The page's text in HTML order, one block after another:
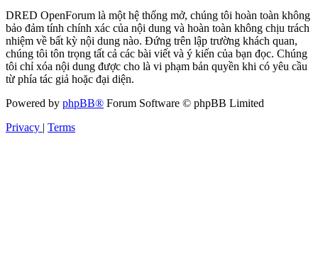
DRED OpenForum là một hệ thống mở, chúng tôi hoàn toàn không
bảo đảm tính chính xác của nội dung và hoàn toàn không chịu trách
nhiệm về bất kỳ nội dung nào. Đứng trên lập trường khách quan,
chúng tôi tôn trọng tất cả các bài viết và ý kiến của bạn đọc. Chúng
tôi chỉ xóa nội dung được cho là vi phạm bản quyền khi có yêu cầu
từ phía tác giả hoặc đại diện.
Powered by phpBB® Forum Software © phpBB Limited
Privacy | Terms